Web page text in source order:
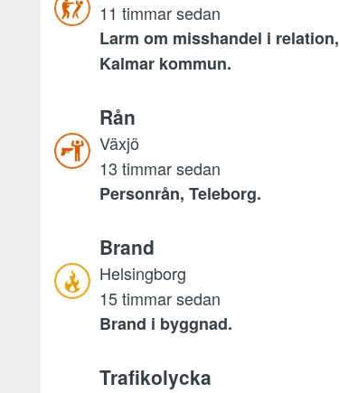
11 timmar sedan
Larm om misshandel i relation,
Kalmar kommun.
Rån
Växjö
13 timmar sedan
Personrån, Teleborg.
Brand
Helsingborg
15 timmar sedan
Brand i byggnad.
Trafikolycka